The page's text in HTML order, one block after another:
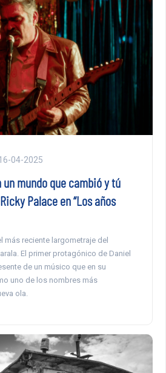
04-2025
un mundo que cambió y tú
Palace en “Los años
más reciente largometraje del
El primer protagónico de Daniel
de un músico que en su
uno de los nombres más
ola.